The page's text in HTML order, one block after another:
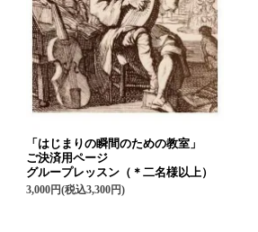
「はじまりの瞬間のための教室」
ご決済用ページ
グループレッスン（＊二名様以上）
3,000円(税込3,300円)